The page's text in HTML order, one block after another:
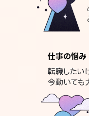
仕事の悩み
転職したい
今動いても